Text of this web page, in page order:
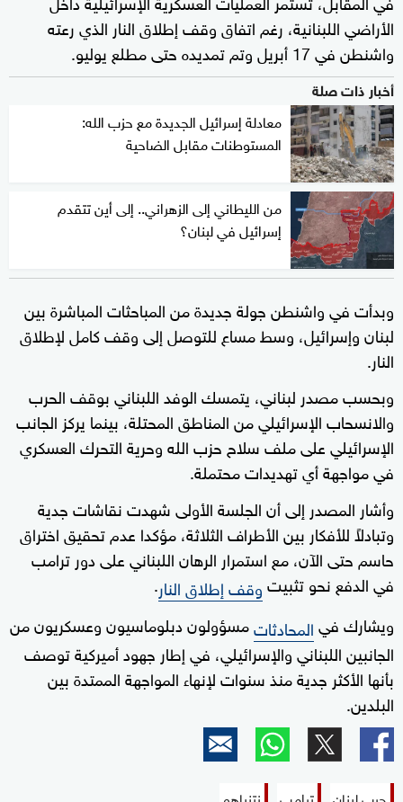
الأراضي اللبنانية، رغم اتفاق وقف إطلاق النار الذي رعته
واشنطن في 17 أبريل وتم تمديده حتى مطلع يوليو.
أخبار ذات صلة
معادلة إسرائيل الجديدة مع حزب الله:
المستوطنات مقابل الضاحية
من الليطاني إلى الزهراني.. إلى أين تتقدم
إسرائيل في لبنان؟
وبدأت في واشنطن جولة جديدة من المباحثات المباشرة بين
لبنان وإسرائيل، وسط مساع للتوصل إلى وقف كامل لإطلاق
النار.
وبحسب مصدر لبناني، يتمسك الوفد اللبناني بوقف الحرب
والانسحاب الإسرائيلي من المناطق المحتلة، بينما يركز الجانب
الإسرائيلي على ملف سلاح حزب الله وحرية التحرك العسكري
في مواجهة أي تهديدات محتملة.
وأشار المصدر إلى أن الجلسة الأولى شهدت نقاشات جدية
وتبادلاً للأفكار بين الأطراف الثلاثة، مؤكدا عدم تحقيق اختراق
حاسم حتى الآن، مع استمرار الرهان اللبناني على دور ترامب
في الدفع نحو تثبيتوقف إطلاق النار.
ويشارك فيالمحادثاتمسؤولون دبلوماسيون وعسكريون من
الجانبين اللبناني والإسرائيلي، في إطار جهود أميركية توصف
بأنها الأكثر جدية منذ سنوات لإنهاء المواجهة الممتدة بين
البلدين.